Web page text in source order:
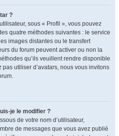
?
sous « Profil », vous pouvez
quatre méthodes suivantes : le service
images distantes ou le transfert
du forum peuvent activer ou non la
qu’ils veuillent rendre disponible
utiliser d’avatars, nous vous invitons
je le modifier ?
de votre nom d’utilisateur,
de messages que vous avez publié